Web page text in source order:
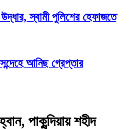
স্বামী পুলিশের হেফাজতে
আনিছ গ্রেপ্তার
পাকুন্দিয়ায় শহীদ